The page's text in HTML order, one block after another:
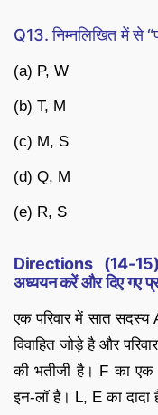
Q13. निम्नलिखित में से
(a) P, W
(b) T, M
(c) M, S
(d) Q, M
(e) R, S
Directions (14-15):
अध्ययन करें और दिए गए
एक परिवार में सात
विवाहित जोड़े है और
की भतीजी है। F का
इन-लॉ है। L, E का